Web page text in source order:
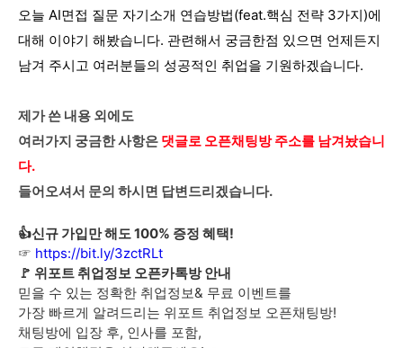
오늘 AI면접 질문 자기소개 연습방법(feat.핵심 전략 3가지)에
대해 이야기 해봤습니다. 관련해서 궁금한점 있으면 언제든지
남겨 주시고 여러분들의 성공적인 취업을 기원하겠습니다.
제가 쓴 내용 외에도
여러가지 궁금한 사항은 댓글로 오픈채팅방 주소를 남겨놨습니
다.
들어오셔서 문의 하시면 답변드리겠습니다.
👍신규 가입만 해도 100% 증정 혜택!
☞ https://bit.ly/3zctRLt
🚩 위포트 취업정보 오픈카톡방 안내
믿을 수 있는 정확한 취업정보& 무료 이벤트를
가장 빠르게 알려드리는 위포트 취업정보 오픈채팅방!
채팅방에 입장 후, 인사를 포함,